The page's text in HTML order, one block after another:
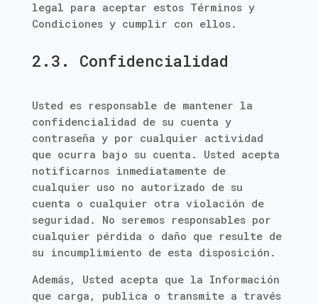
legal para aceptar estos Términos y
Condiciones y cumplir con ellos.
2.3. Confidencialidad
Usted es responsable de mantener la
confidencialidad de su cuenta y
contraseña y por cualquier actividad
que ocurra bajo su cuenta. Usted acepta
notificarnos inmediatamente de
cualquier uso no autorizado de su
cuenta o cualquier otra violación de
seguridad. No seremos responsables por
cualquier pérdida o daño que resulte de
su incumplimiento de esta disposición.
Además, Usted acepta que la Información
que carga, publica o transmite a través